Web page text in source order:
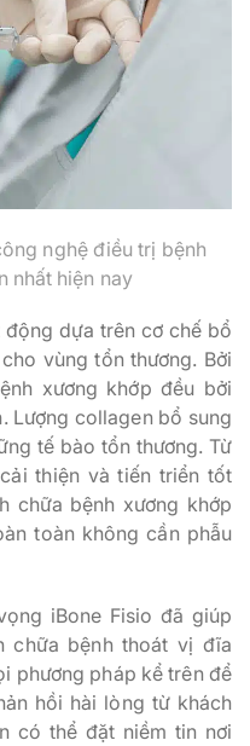
nghệ điều trị bệnh
nhất hiện nay
dựa trên cơ chế bổ
vùng tổn thương. Bởi
xương khớp đều bởi
Lượng collagen bổ sung
tế bào tổn thương. Từ
thiện và tiến triển tốt
chữa bệnh xương khớp
toàn không cần phẫu
iBone Fisio đã giúp
chữa bệnh thoát vị đĩa
phương pháp kể trên để
hồi hài lòng từ khách
có thể đặt niềm tin nơi